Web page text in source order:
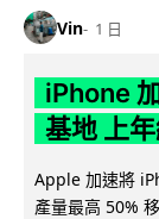
Vin 1 日
iPhone
基地 上
Apple 加速將
產量最高 50%